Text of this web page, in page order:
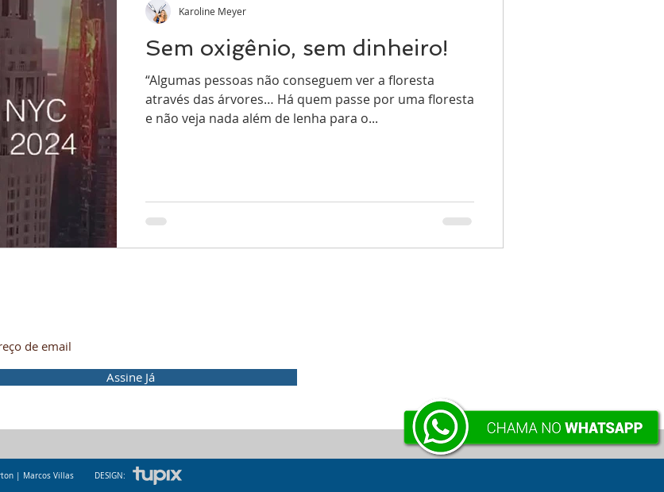
Sem oxigênio, sem dinheiro!
“Algumas pessoas não conseguem ver a floresta
através das árvores… Há quem passe por uma floresta
e não veja nada além de lenha para o...
Karoline Meyer
Assine Já
| Marcos Villas
DESIGN: